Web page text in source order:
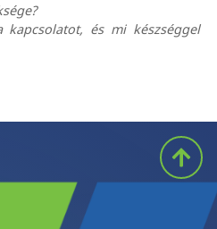
és mi készséggel